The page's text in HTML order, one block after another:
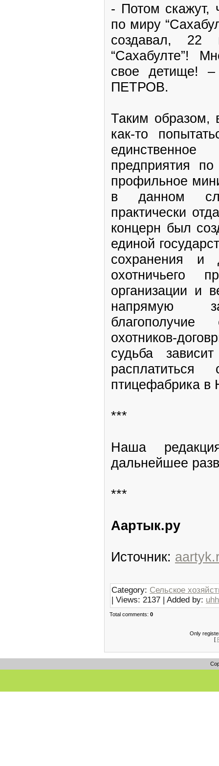
- Потом скажут,
по миру
создавал,
“Сахабулте”!
свое детище! –
ПЕТРОВ.
Таким образом,
как-то
предприятия
профильное
в данном
практически
концерн был
единой
сохранения и
охотничьего
организации и
напрямую
охотников-
судьба
птицефабрика в
***
Наша
дальнейшее
***
Аартык.ру
Источник:
Category: Сельское
| Views: 2137 | Added by:
Total comments: 0
Only
[